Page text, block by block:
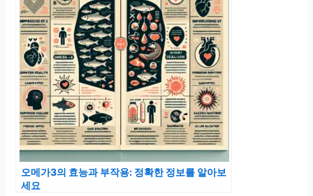
오메가3의 효능과 부작용: 정확한 정보를 알아보
세요